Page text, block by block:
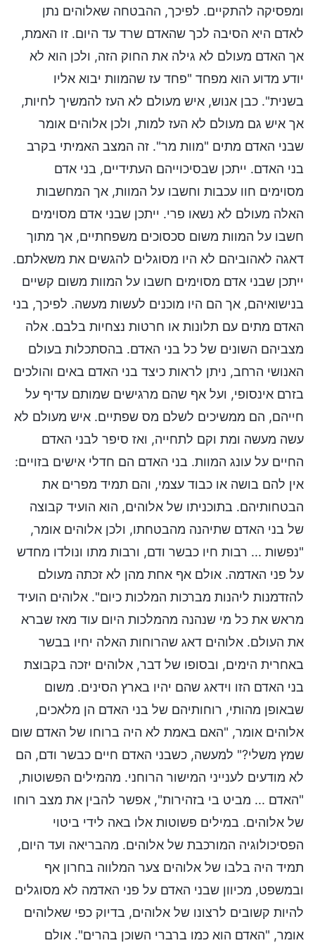
ומפסיקה להתקיים. לפיכך, ההבטחה שאלוהים נתן
לאדם היא הסיבה לכך שהאדם שרד עד היום. זו האמת,
אך האדם מעולם לא גילה את החוק הזה, ולכן הוא לא
יודע מדוע הוא מפחד "פחד עז שהמוות יבוא אליו
בשנית". כבן אנוש, איש מעולם לא העז להמשיך לחיות,
אך איש גם מעולם לא העז למות, ולכן אלוהים אומר
שבני האדם מתים "מוות מר". זה המצב האמיתי בקרב
בני האדם. ייתכן שבסיכוייהם העתידיים, בני אדם
מסוימים חוו עכבות וחשבו על המוות, אך המחשבות
האלה מעולם לא נשאו פרי. ייתכן שבני אדם מסוימים
חשבו על המוות משום סכסוכים משפחתיים, אך מתוך
דאגה לאהוביהם לא היו מסוגלים להגשים את משאלתם.
ייתכן שבני אדם מסוימים חשבו על המוות משום קשיים
בנישואיהם, אך הם היו מוכנים לעשות מעשה. לפיכך, בני
האדם מתים עם תלונות או חרטות נצחיות בלבם. אלה
מצביהם השונים של כל בני האדם. בהסתכלות בעולם
האנושי הרחב, ניתן לראות כיצד בני האדם באים והולכים
בזרם אינסופי, ועל אף שהם מרגישים שמותם עדיף על
חייהם, הם ממשיכים לשלם מס שפתיים. איש מעולם לא
עשה מעשה ומת וקם לתחייה, ואז סיפר לבני האדם
החיים על עונג המוות. בני האדם הם חדלי אישים בזויים:
אין להם בושה או כבוד עצמי, והם תמיד מפרים את
הבטחותיהם. בתוכניתו של אלוהים, הוא הועיד קבוצה
של בני האדם שתיהנה מהבטחתו, ולכן אלוהים אומר,
"נפשות ... רבות חיו כבשר ודם, ורבות מתו ונולדו מחדש
על פני האדמה. אולם אף אחת מהן לא זכתה מעולם
להזדמנות ליהנות מברכות המלכות כיום". אלוהים הועיד
מראש את כל מי שנהנה מהמלכות היום עוד מאז שברא
את העולם. אלוהים דאג שהרוחות האלה יחיו בבשר
באחרית הימים, ובסופו של דבר, אלוהים יזכה בקבוצת
בני האדם הזו וידאג שהם יהיו בארץ הסינים. משום
שבאופן מהותי, רוחותיהם של בני האדם הן מלאכים,
אלוהים אומר, "האם באמת לא היה ברוחו של האדם שום
שמץ משלי?" למעשה, כשבני האדם חיים כבשר ודם, הם
לא מודעים לענייני המישור הרוחני. מהמילים הפשוטות,
"האדם ... מביט בי בזהירות", אפשר להבין את מצב רוחו
של אלוהים. במילים פשוטות אלו באה לידי ביטוי
הפסיכולוגיה המורכבת של אלוהים. מהבריאה ועד היום,
תמיד היה בלבו של אלוהים צער המלווה בחרון אף
ובמשפט, מכיוון שבני האדם על פני האדמה לא מסוגלים
להיות קשובים לרצונו של אלוהים, בדיוק כפי שאלוהים
אומר, "האדם הוא כמו ברברי השוכן בהרים". אולם